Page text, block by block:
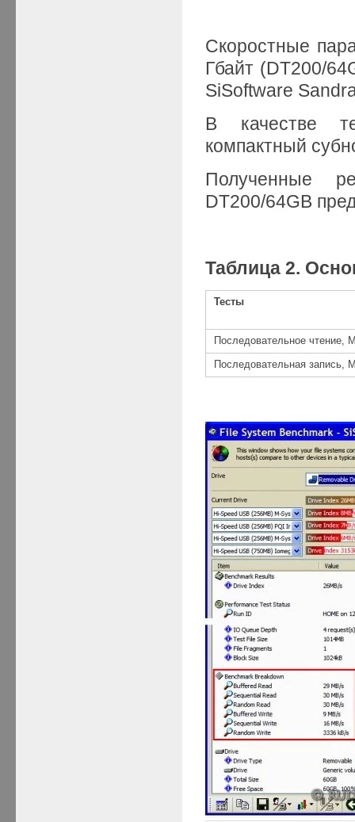
Скоростные
Гбайт (DT200/
SiSoftware
В качестве
компактный
Полученные
DT200/64GB
Таблица 2.
Тесты
Последовательное чтение,
Последовательная запись,